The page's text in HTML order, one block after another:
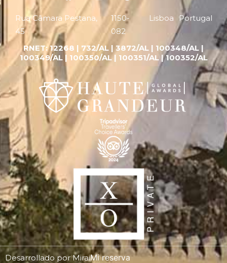
Rua Câmara Pestana,
45
1150-
082
Lisboa Portugal
RNET:12268 | 732/AL | 3872/AL | 100348/AL |
100349/AL | 100350/AL | 100351/AL | 100352/AL
Desarrollado porMiraiMi reserva